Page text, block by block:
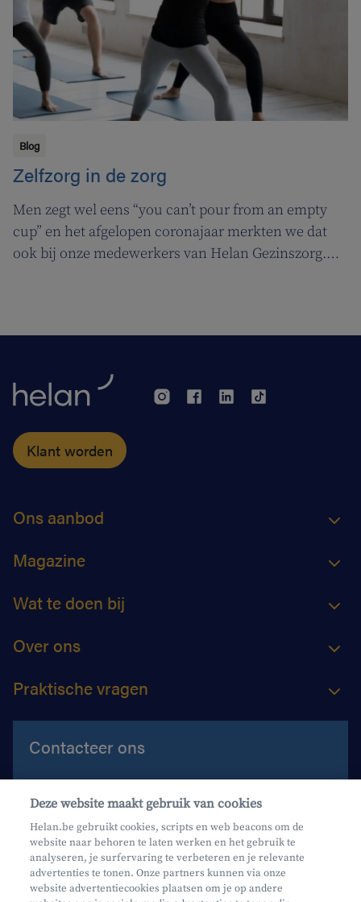
Blog
Zelfzorg in de zorg
Men zegt wel eens “you can’t pour from an empty
cup” en het afgelopen coronajaar merkten we dat
ook bij onze medewerkers van Helan Gezinszorg.
hun klanten kunnen zorgen.
Klant worden
Ons aanbod
Magazine
Wat te doen bij
Over ons
Praktische vragen
Contacteer ons
Contacteer ons
Maak een afspraak
Waar vind je ons?
Deze website maakt gebruik van cookies
Helan.be gebruikt cookies, scripts en web beacons om de
website naar behoren te laten werken en het gebruik te
analyseren, je surfervaring te verbeteren en je relevante
advertenties te tonen. Onze partners kunnen via onze
website advertentiecookies plaatsen om je op andere